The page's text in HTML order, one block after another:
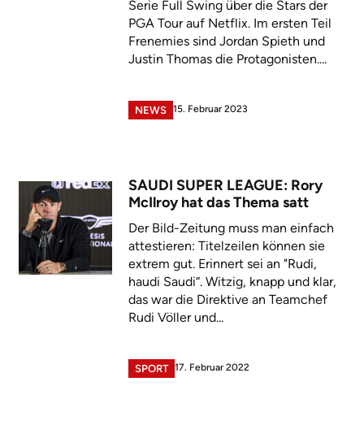
Serie Full Swing über die Stars der
PGA Tour auf Netflix. Im ersten Teil
Frenemies sind Jordan Spieth und
Justin Thomas die Protagonisten....
NEWS 15. Februar 2023
SAUDI SUPER LEAGUE: Rory
McIlroy hat das Thema satt
Der Bild-Zeitung muss man einfach
attestieren: Titelzeilen können sie
extrem gut. Erinnert sei an "Rudi,
haudi Saudi“. Witzig, knapp und klar,
das war die Direktive an Teamchef
Rudi Völler und...
SPORT 17. Februar 2022